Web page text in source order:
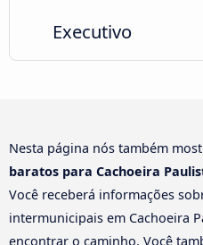
Executivo
Nesta página nós também
baratos para Cachoeira
Você receberá informações
intermunicipais em Cachoeira
encontrar o caminho. Você